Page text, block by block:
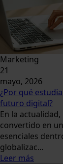
Marketing
21
mayo, 2026
¿Por qué
futuro digital?
En la
convertido en
esenciales
globalizac...
Leer más